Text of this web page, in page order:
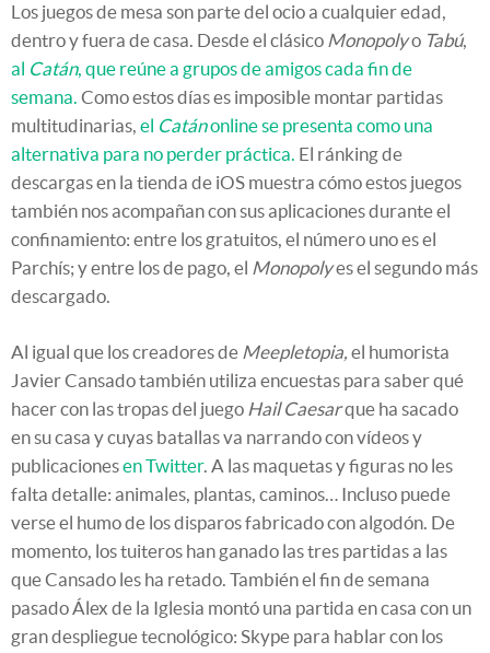
Los juegos de mesa son parte del ocio a cualquier edad,
dentro y fuera de casa. Desde el clásico Monopolyo Tabú,
al Catán, que reúne a grupos de amigos cada fin de
semana. Como estos días es imposible montar partidas
multitudinarias, el Catánonline se presenta como una
alternativa para no perder práctica. El ránking de
descargas en la tienda de iOS muestra cómo estos juegos
también nos acompañan con sus aplicaciones durante el
confinamiento: entre los gratuitos, el número uno es el
Parchís; y entre los de pago, el Monopolyes el segundo más
descargado.
Al igual que los creadores de Meepletopia, el humorista
Javier Cansado también utiliza encuestas para saber qué
hacer con las tropas del juego Hail Caesarque ha sacado
en su casa y cuyas batallas va narrando con vídeos y
publicacionesen Twitter. A las maquetas y figuras no les
falta detalle: animales, plantas, caminos… Incluso puede
verse el humo de los disparos fabricado con algodón. De
momento, los tuiteros han ganado las tres partidas a las
que Cansado les ha retado. También el fin de semana
pasado Álex de la Iglesia montó una partida en casa con un
gran despliegue tecnológico: Skype para hablar con los